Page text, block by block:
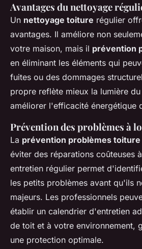
Avantages du nettoyage
Un nettoyage toiture régulier
avantages. Il améliore non
votre maison, mais il prévention
en éliminant les éléments qui
fuites ou des dommages
propre reflète mieux la lumière
améliorer l'efficacité énergétique
Prévention des problèmes à
La prévention problèmes toiture
éviter des réparations coûteuses
entretien régulier permet
les petits problèmes avant qu'ils
majeurs. Les professionnels
établir un calendrier d'entretien
de toit et à votre environnement,
une protection optimale.